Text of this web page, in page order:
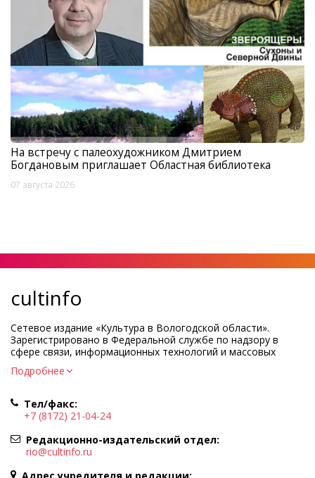
На встречу с палеохудожником Дмитрием
Богдановым приглашает Областная библиотека
07 августа 2026
cultinfo
Сетевое издание «Культура в Вологодской области».
Зарегистрировано в Федеральной службе по надзору в
сфере связи, информационных технологий и массовых
коммуникаций.
Регистрационный номер и дата принятия решения о
Учредитель КУ ВО «Информационно-аналитический центр
культуры»
Адрес учредителя и редакции: 160000, Вологодская обл., г.
Вологда, ул. Марии Ульяновой, д.10
Главный редактор — Легчанова Елена Григорьевна
Подробнее
Тел/факс:
+7 (8172) 21-04-24
Редакционно-издательский отдел:
rio@cultinfo.ru